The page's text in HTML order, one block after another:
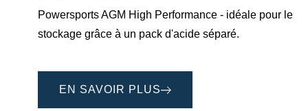
Powersports AGM High Performance - idéale pour le
stockage grâce à un pack d'acide séparé.
EN SAVOIR PLUS